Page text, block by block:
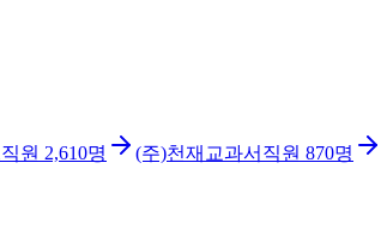
직원 2,610명 (주)천재교과서 직원 870명